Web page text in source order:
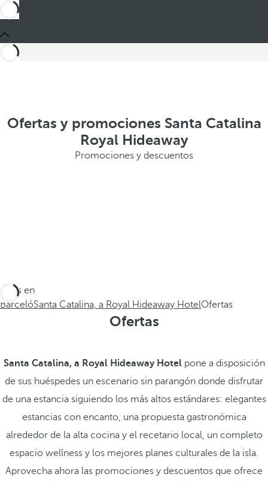
Ofertas y promociones Santa Catalina
Royal Hideaway
Promociones y descuentos
Estás en
BarcelóSanta Catalina, a Royal Hideaway HotelOfertas
Ofertas
Santa Catalina, a Royal Hideaway Hotelpone a disposición
de sus huéspedes un escenario sin parangón donde disfrutar
de una estancia siguiendo los más altos estándares: elegantes
estancias con encanto, una propuesta gastronómica
alrededor de la alta cocina y el recetario local, un completo
espacio wellness y los mejores planes culturales de la isla.
Aprovecha ahora las promociones y descuentos que ofrece